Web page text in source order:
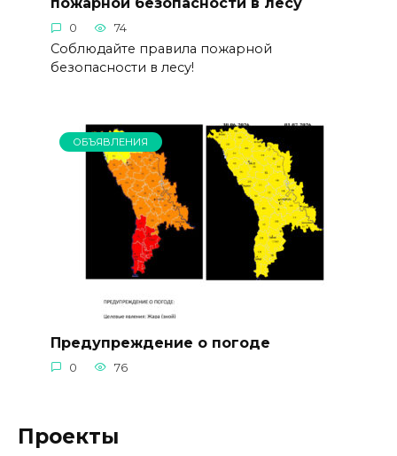
0 74
Соблюдайте правила пожарной
безопасности в лесу!
ОБЪЯВЛЕНИЯ
Предупреждение о погоде
0 76
Проекты